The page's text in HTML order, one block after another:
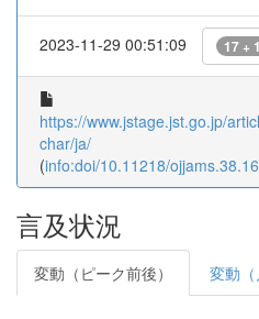
2023-11-29 00:51:09 17 +
https://www.jstage.jst.go.jp/
char/ja/
(info:doi/10.11218/
言及状況
変動（ピーク前後） 変動（